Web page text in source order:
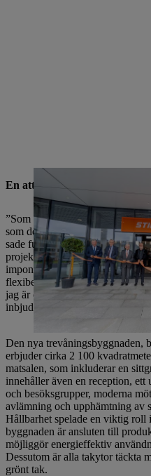
En attraktiv arbetsmiljö för
”Som den viktigaste
som denna att STIHL
sade fullmäktigeledamoten
projektet. Borgmästare Hans
imponerar med avancerad,
flexibel inredning.” Besökare
jag är övertygad om att
inbjudande atmosfären.”
Den nya trevåningsbyggnaden,
erbjuder cirka 2 100
matsalen, som inkluderar en
innehåller även en reception,
och besöksgrupper, moderna
avlämning och upphämtning av
Hållbarhet spelade en viktig roll
byggnaden är ansluten till
möjliggör energieffektiv
Dessutom är alla takytor täckta
grönt tak.